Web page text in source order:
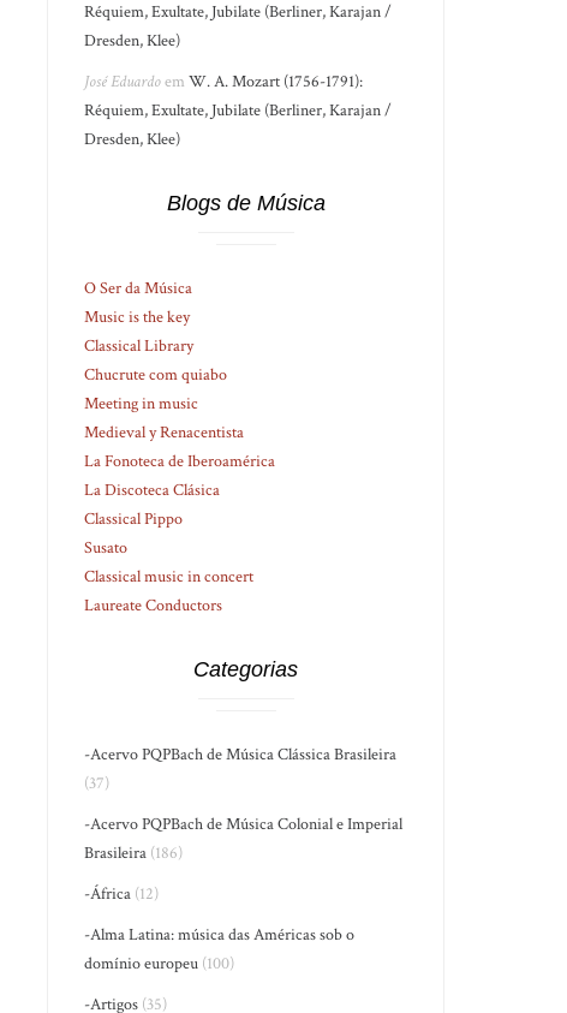
Réquiem, Exultate, Jubilate (Berliner, Karajan /
Dresden, Klee)
José EduardoemW. A. Mozart (1756-1791):
Réquiem, Exultate, Jubilate (Berliner, Karajan /
Dresden, Klee)
Blogs de Música
O Ser da Música
Music is the key
Classical Library
Chucrute com quiabo
Meeting in music
Medieval y Renacentista
La Fonoteca de Iberoamérica
La Discoteca Clásica
Classical Pippo
Susato
Classical music in concert
Laureate Conductors
Categorias
-Acervo PQPBach de Música Clássica Brasileira
(37)
-Acervo PQPBach de Música Colonial e Imperial
Brasileira (186)
-África (12)
-Alma Latina: música das Américas sob o
domínio europeu (100)
-Artigos (35)